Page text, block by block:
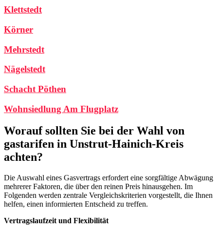
Klettstedt
Körner
Mehrstedt
Nägelstedt
Schacht Pöthen
Wohnsiedlung Am Flugplatz
Worauf sollten Sie bei der Wahl von
gastarifen in Unstrut-Hainich-Kreis
achten?
Die Auswahl eines Gasvertrags erfordert eine sorgfältige Abwägung
mehrerer Faktoren, die über den reinen Preis hinausgehen. Im
Folgenden werden zentrale Vergleichskriterien vorgestellt, die Ihnen
helfen, einen informierten Entscheid zu treffen.
Vertragslaufzeit und Flexibilität